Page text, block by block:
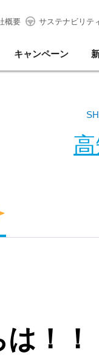
概要 サステナビリテ
キャンペーン
！！